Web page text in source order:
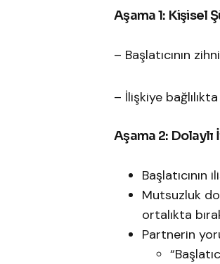
Aşama 1: Kişisel
– Başlatıcının
– İlişkiye
Aşama 2:
Mutsuzluk
ortalıkta
Partnerin